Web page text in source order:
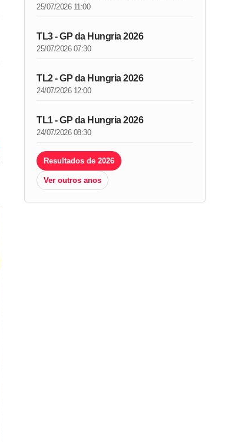
25/07/2026 11:00
TL3 - GP da Hungria 2026
25/07/2026 07:30
TL2 - GP da Hungria 2026
24/07/2026 12:00
TL1 - GP da Hungria 2026
24/07/2026 08:30
Resultados de 2026
Ver outros anos